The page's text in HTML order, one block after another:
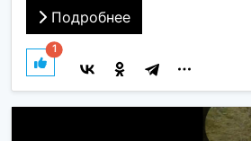
Подробнее
1